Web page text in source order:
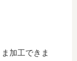
加工できま